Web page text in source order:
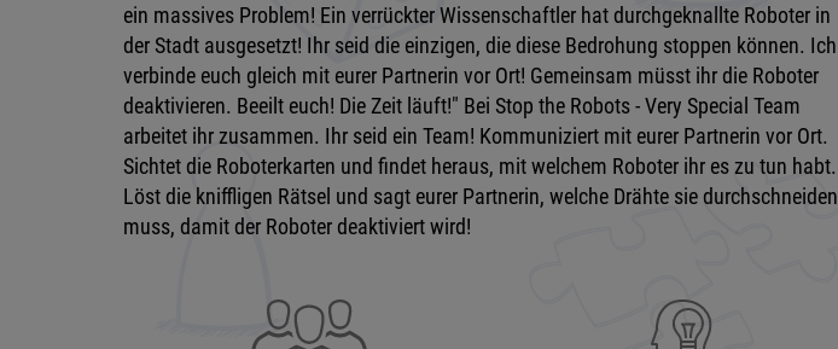
ein massives Problem! Ein verrückter Wissenschaftler hat durchgeknallte Roboter in
der Stadt ausgesetzt! Ihr seid die einzigen, die diese Bedrohung stoppen können. Ich
verbinde euch gleich mit eurer Partnerin vor Ort! Gemeinsam müsst ihr die Roboter
deaktivieren. Beeilt euch! Die Zeit läuft!" Bei Stop the Robots - Very Special Team
arbeitet ihr zusammen. Ihr seid ein Team! Kommuniziert mit eurer Partnerin vor Ort.
Sichtet die Roboterkarten und findet heraus, mit welchem Roboter ihr es zu tun habt.
Löst die kniffligen Rätsel und sagt eurer Partnerin, welche Drähte sie durchschneiden
muss, damit der Roboter deaktiviert wird!